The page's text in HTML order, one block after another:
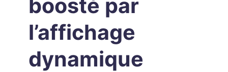
boosté par
l’affichage
dynamique